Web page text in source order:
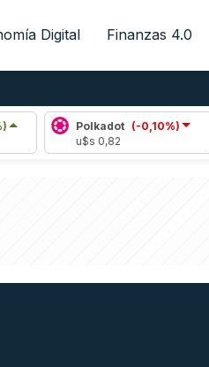
Digital Finanzas 4.0
Polkadot
(-0,10%)